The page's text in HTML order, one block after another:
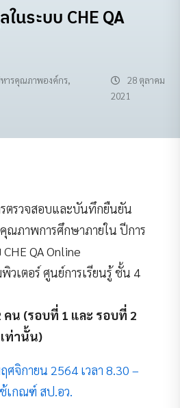
นระบบ CHE QA
ารคุณภาพองค์กร,
28 ตุลาคม
2021
รตรวจสอบและบันทึกยืนยัน
ณภาพการศึกษาภายใน ปีการ
QA Online
เตอร์ ศูนย์การเรียนรู้ ชั้น 4
คน (รอบที่ 1 และ รอบที่ 2
ท่านั้น)
จิกายน 2564 เวลา 8.30 –
เกณฑ์ สป.อว.